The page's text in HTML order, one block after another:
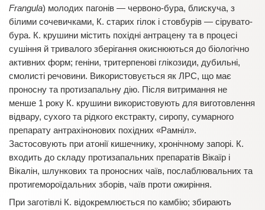
Frangula) молодих пагонів — червоно-бура, блискуча, з
білими сочевичками, К. старих гілок і стовбурів — сірувато-
бура. К. крушини містить похідні антрацену та в процесі
сушіння й тривалого зберігання окиснюються до біологічно
активних форм; геніни, тритерпенові глікозиди, дубильні,
смолисті речовини. Використовується як ЛРС, що має
проносну та протизапальну дію. Після витримання не
менше 1 року К. крушини використовують для виготовлення
відвару, сухого та рідкого екстракту, сиропу, сумарного
препарату антрахінонових похідних «Рамніл».
Застосовують при атонії кишечнику, хронічному запорі. К.
входить до складу протизапальних препаратів Вікаїр і
Вікалін, шлункових та проносних чаїв, послаблювальних та
протигемороїдальних зборів, чаїв проти ожиріння.
При заготівлі К. відокремлюється по камбію; збирають